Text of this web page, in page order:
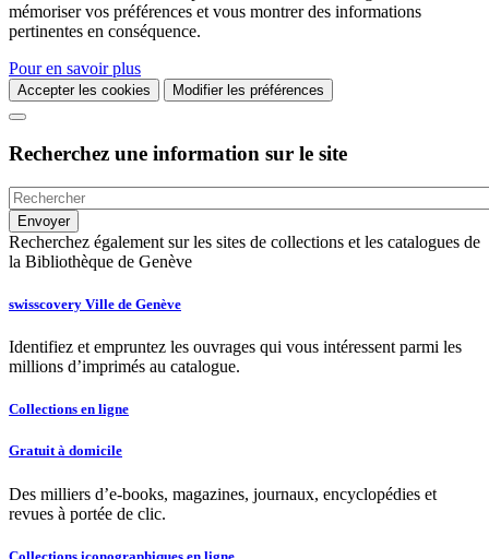
mémoriser vos préférences et vous montrer des informations
pertinentes en conséquence.
Pour en savoir plus
Accepter les cookies Modifier les préférences
Recherchez une information sur le site
Recherchez également sur les sites de collections et les catalogues de
la Bibliothèque de Genève
swisscovery Ville de Genève
Identifiez et empruntez les ouvrages qui vous intéressent parmi les
millions d’imprimés au catalogue.
Collections en ligne
Gratuit à domicile
Des milliers d’e-books, magazines, journaux, encyclopédies et
revues à portée de clic.